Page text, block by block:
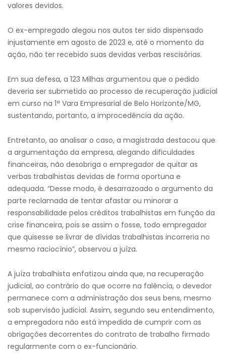
valores devidos.
O ex-empregado alegou nos autos ter sido dispensado
injustamente em agosto de 2023 e, até o momento da
ação, não ter recebido suas devidas verbas rescisórias.
Em sua defesa, a 123 Milhas argumentou que o pedido
deveria ser submetido ao processo de recuperação judicial
em curso na 1ª Vara Empresarial de Belo Horizonte/MG,
sustentando, portanto, a improcedência da ação.
Entretanto, ao analisar o caso, a magistrada destacou que
a argumentação da empresa, alegando dificuldades
financeiras, não desobriga o empregador de quitar as
verbas trabalhistas devidas de forma oportuna e
adequada. “Desse modo, é desarrazoado o argumento da
parte reclamada de tentar afastar ou minorar a
responsabilidade pelos créditos trabalhistas em função da
crise financeira, pois se assim o fosse, todo empregador
que quisesse se livrar de dívidas trabalhistas incorreria no
mesmo raciocínio”, observou a juíza.
A juíza trabalhista enfatizou ainda que, na recuperação
judicial, ao contrário do que ocorre na falência, o devedor
permanece com a administração dos seus bens, mesmo
sob supervisão judicial. Assim, segundo seu entendimento,
a empregadora não está impedida de cumprir com as
obrigações decorrentes do contrato de trabalho firmado
regularmente com o ex-funcionário.